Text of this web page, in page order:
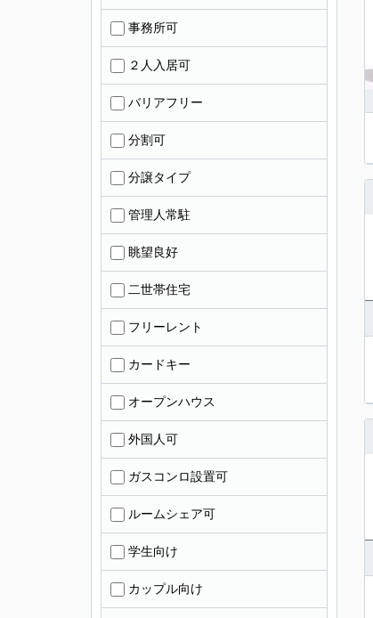
事務所可
２人入居可
バリアフリー
分割可
分譲タイプ
管理人常駐
眺望良好
二世帯住宅
フリーレント
カードキー
オープンハウス
外国人可
ガスコンロ設置可
ルームシェア可
学生向け
カップル向け